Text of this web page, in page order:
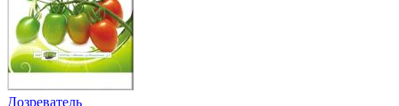
Дозреватель